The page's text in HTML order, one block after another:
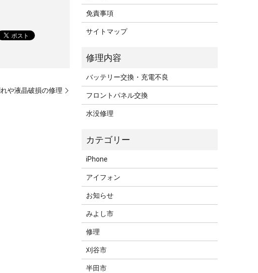
や液晶破損の修理
免責事項
サイトマップ
バッテリー交換・充電不良
フロントパネル交換
水没修理
iPhone
アイフォン
お知らせ
みよし市
修理
刈谷市
半田市